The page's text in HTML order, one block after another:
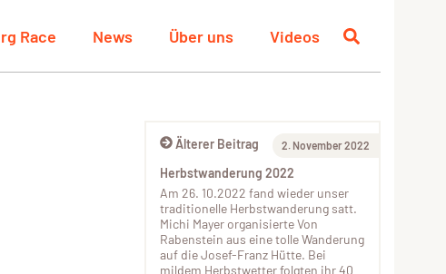
Race News Über uns Videos
Älterer Beitrag 2. November 2022
Herbstwanderung 2022
Am 26. 10.2022 fand wieder unser
traditionelle Herbstwanderung satt.
Michi Mayer organisierte Von
Rabenstein aus eine tolle Wanderung
auf die Josef-Franz Hütte. Bei
mildem Herbstwetter folgten ihr 40